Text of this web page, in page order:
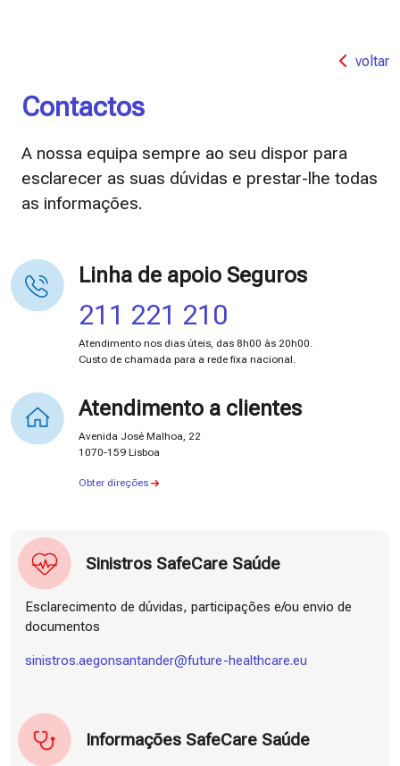
voltar
Contactos
A nossa equipa sempre ao seu dispor para
esclarecer as suas dúvidas e prestar-lhe todas
as informações.
Linha de apoio Seguros
211 221 210
Atendimento nos dias úteis, das 8h00 às 20h00.
Custo de chamada para a rede fixa nacional.
Atendimento a clientes
Avenida José Malhoa, 22
1070-159 Lisboa
Obter direções
Sinistros SafeCare Saúde
Esclarecimento de dúvidas, participações e/ou envio de
documentos
sinistros.aegonsantander@future-healthcare.eu
Informações SafeCare Saúde